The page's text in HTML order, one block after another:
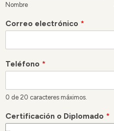
Nombre
Correo electrónico *
Teléfono *
0 de 20 caracteres máximos.
Certificación o Diplomado *